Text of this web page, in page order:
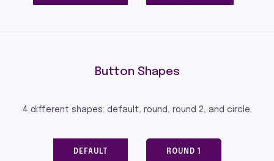
Button Shapes
4 different shapes: default, round, round 2, and circle.
DEFAULT ROUND 1